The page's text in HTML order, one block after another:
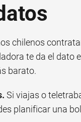
chilenos
te da el dato
barato.
Si viajas o
planificar una